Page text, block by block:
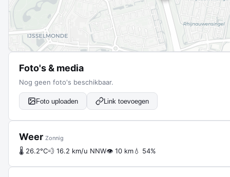
Foto's & media
Nog geen foto's beschikbaar.
Foto uploaden Link toevoegen
Weer Zonnig
🌡 26.2°C💨 16.2 km/u NNW👁 10 km💧 54%